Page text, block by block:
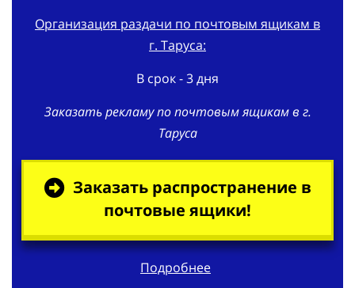
Организация раздачи по почтовым ящикам в
г. Таруса:
В срок - 3 дня
Заказать рекламу по почтовым ящикам в г.
Таруса
Заказать распространение в
почтовые ящики!
Подробнее